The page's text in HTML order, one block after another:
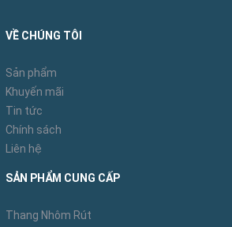
dụng, rất phù hợp với nhà ở có không
giường dự phòng hoặc nghỉ trưa.
Xem ảnh sử dụng ghế gấp thư giãn
VỀ CHÚNG TÔI
Sản phẩm
Khuyến mãi
Tin tức
Chính sách
Liên hệ
SẢN PHẨM CUNG CẤP
Thang Nhôm Rút